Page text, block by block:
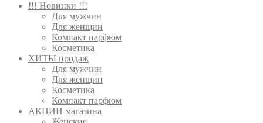
!!! Новинки !!!
Для мужчин
Для женщин
Компакт парфюм
Косметика
ХИТЫ продаж
Для мужчин
Для женщин
Косметика
Компакт парфюм
АКЦИИ магазина